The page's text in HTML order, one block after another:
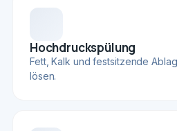
Hochdruckspülung
Fett, Kalk und festsitzende
lösen.